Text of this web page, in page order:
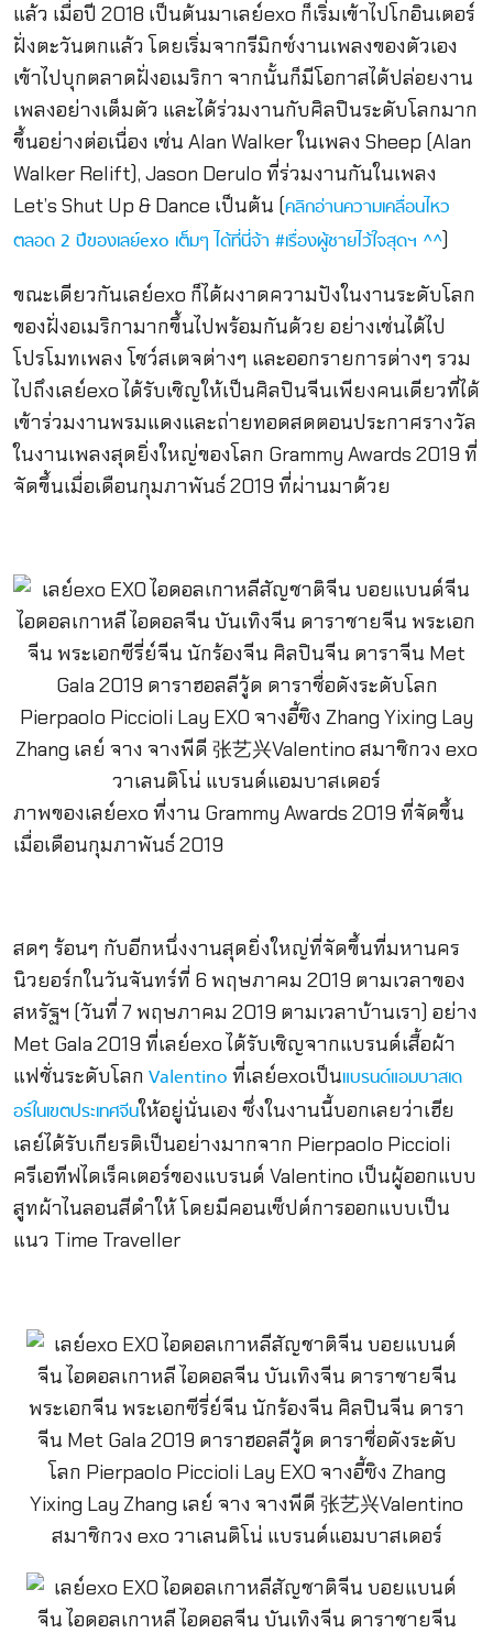
แล้ว เมื่อปี 2018 เป็นต้นมาเลย์exo ก็เริ่มเข้าไปโกอินเตอร์
ฝั่งตะวันตกแล้ว โดยเริ่มจากรีมิกซ์งานเพลงของตัวเอง
เข้าไปบุกตลาดฝั่งอเมริกา จากนั้นก็มีโอกาสได้ปล่อยงาน
เพลงอย่างเต็มตัว และได้ร่วมงานกับศิลปินระดับโลกมาก
ขึ้นอย่างต่อเนื่อง เช่น Alan Walker ในเพลง Sheep (Alan
Walker Relift), Jason Derulo ที่ร่วมงานกันในเพลง
Let’s Shut Up & Dance เป็นต้น (คลิกอ่านความเคลื่อนไหว
ตลอด 2 ปีของเลย์exo เต็มๆ ได้ที่นี่จ้า #เรื่องผู้ชายไว้ใจสุดฯ ^^)
ขณะเดียวกันเลย์exo ก็ได้ผงาดความปังในงานระดับโลก
ของฝั่งอเมริกามากขึ้นไปพร้อมกันด้วย อย่างเช่นได้ไป
โปรโมทเพลง โชว์สเตจต่างๆ และออกรายการต่างๆ รวม
ไปถึงเลย์exo ได้รับเชิญให้เป็นศิลปินจีนเพียงคนเดียวที่ได้
เข้าร่วมงานพรมแดงและถ่ายทอดสดตอนประกาศรางวัล
ในงานเพลงสุดยิ่งใหญ่ของโลก Grammy Awards 2019 ที่
จัดขึ้นเมื่อเดือนกุมภาพันธ์ 2019 ที่ผ่านมาด้วย
ภาพของเลย์exo ที่งาน Grammy Awards 2019 ที่จัดขึ้น
เมื่อเดือนกุมภาพันธ์ 2019
สดๆ ร้อนๆ กับอีกหนึ่งงานสุดยิ่งใหญ่ที่จัดขึ้นที่มหานคร
นิวยอร์กในวันจันทร์ที่ 6 พฤษภาคม 2019 ตามเวลาของ
สหรัฐฯ (วันที่ 7 พฤษภาคม 2019 ตามเวลาบ้านเรา) อย่าง
Met Gala 2019 ที่เลย์exo ได้รับเชิญจากแบรนด์เสื้อผ้า
แฟชั่นระดับโลก Valentino ที่เลย์exoเป็นแบรนด์แอมบาสเด
อร์ในเขตประเทศจีนให้อยู่นั่นเอง ซึ่งในงานนี้บอกเลยว่าเฮีย
เลย์ได้รับเกียรติเป็นอย่างมากจาก Pierpaolo Piccioli
ครีเอทีฟไดเร็คเตอร์ของแบรนด์ Valentino เป็นผู้ออกแบบ
สูทผ้าไนลอนสีดำให้ โดยมีคอนเซ็ปต์การออกแบบเป็น
แนว Time Traveller